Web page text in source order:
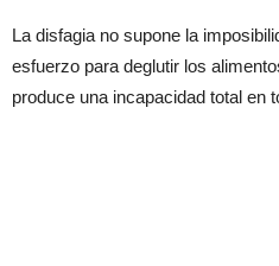
La disfagia no supone la
esfuerzo para deglutir los
produce una incapacidad total en